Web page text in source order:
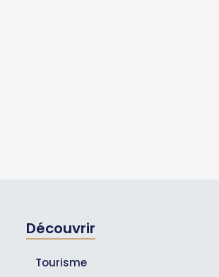
Découvrir
Tourisme